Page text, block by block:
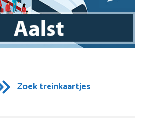
Zoek treinkaartjes